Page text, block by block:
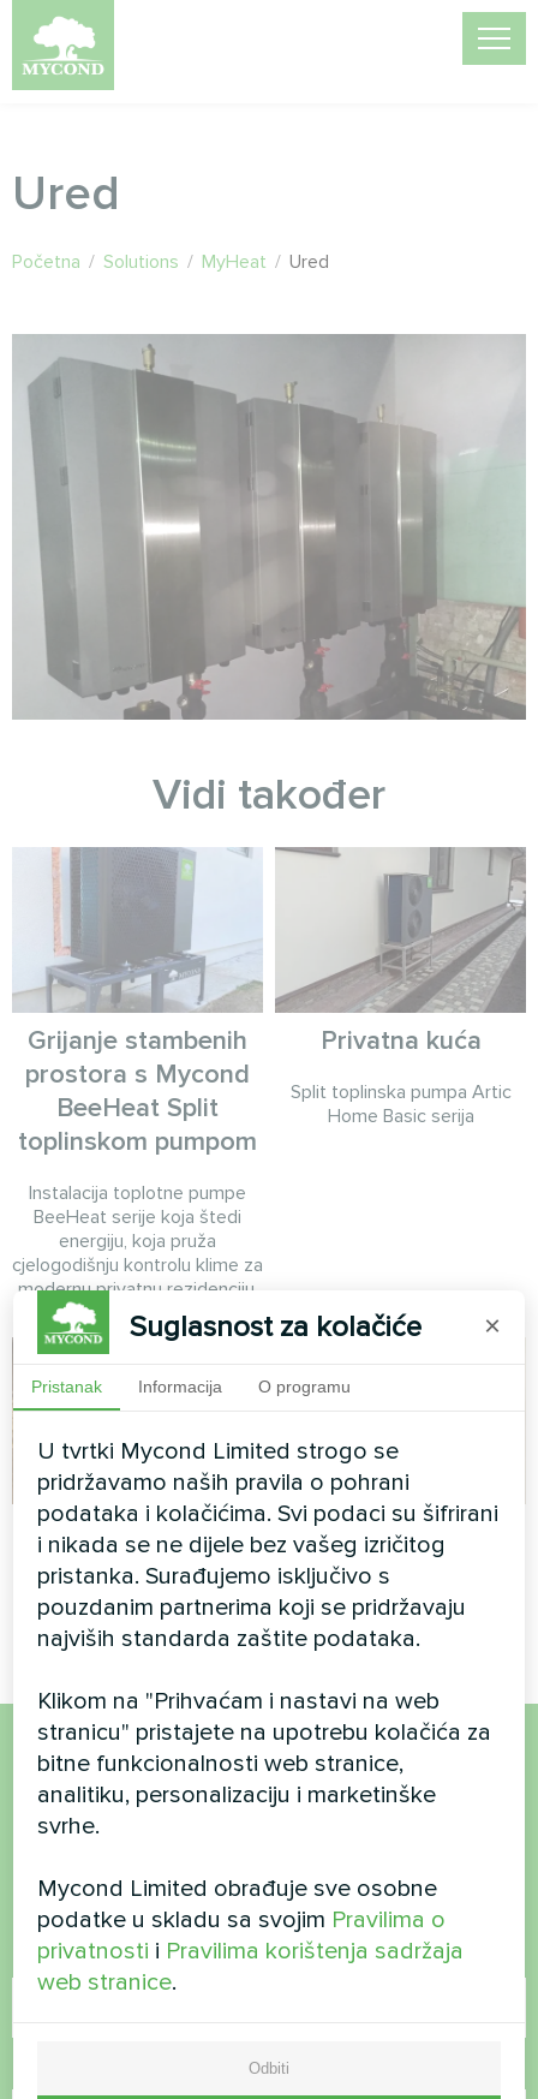
Ured
Početna / Solutions / MyHeat / Ured
Vidi također
Grijanje stambenih
prostora s Mycond
BeeHeat Split
toplinskom pumpom
Instalacija toplotne pumpe
BeeHeat serije koja štedi
energiju, koja pruža
cjelogodišnju kontrolu klime za
modernu privatnu rezidenciju.
Privatna kuća
Split toplinska pumpa Artic
Home Basic serija
Privatna kuća
Kućanski odvlaživač zraka
Yugo Smart serije
Privatna kuća
Termostat za podno grijanje
Mycond ORB Heat
Želite kupiti ili imate
pitanja?
Kontaktirajte nas i mi ćemo vam pomoći
Ime
Suglasnost za kolačiće ×
Pristanak Informacija O programu
U tvrtki Mycond Limited strogo se
pridržavamo naših pravila o pohrani
podataka i kolačićima. Svi podaci su šifrirani
i nikada se ne dijele bez vašeg izričitog
pristanka. Surađujemo isključivo s
pouzdanim partnerima koji se pridržavaju
najviših standarda zaštite podataka.
Klikom na "Prihvaćam i nastavi na web
stranicu" pristajete na upotrebu kolačića za
bitne funkcionalnosti web stranice,
analitiku, personalizaciju i marketinške
svrhe.
Mycond Limited obrađuje sve osobne
podatke u skladu sa svojim Pravilima o
privatnosti i Pravilima korištenja sadržaja
web stranice.
Odbiti